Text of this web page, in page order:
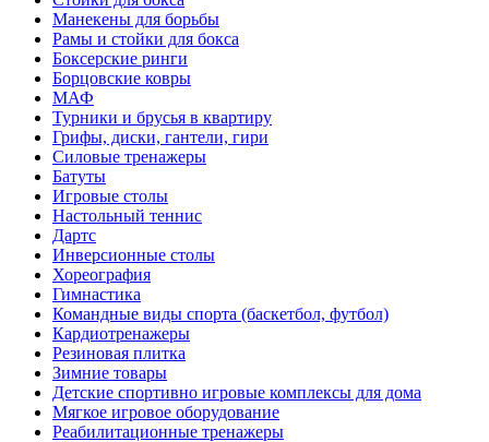
Манекены для борьбы
Рамы и стойки для бокса
Боксерские ринги
Борцовские ковры
МАФ
Турники и брусья в квартиру
Грифы, диски, гантели, гири
Силовые тренажеры
Батуты
Игровые столы
Настольный теннис
Дартс
Инверсионные столы
Хореография
Гимнастика
Командные виды спорта (баскетбол, футбол)
Кардиотренажеры
Резиновая плитка
Зимние товары
Детские спортивно игровые комплексы для дома
Мягкое игровое оборудование
Реабилитационные тренажеры